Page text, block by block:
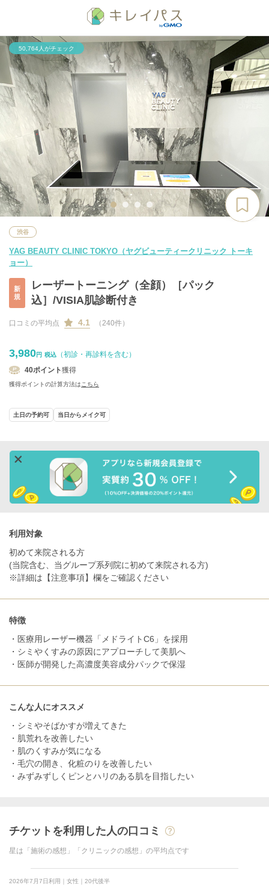
50,764人がチェック
渋谷
YAG BEAUTY CLINIC TOKYO（ヤグビューティークリニック トーキ
ョー）
新
規
レーザートーニング（全顔）［パック
込］/VISIA肌診断付き
口コミの平均点 4.1 （240件）
3,980円 税込
（初診・再診料を含む）
40ポイント獲得
獲得ポイントの計算方法はこちら
土日の予約可 当日からメイク可
利用対象
初めて来院される方
(当院含む、当グループ系列院に初めて来院される方)
※詳細は【注意事項】欄をご確認ください
特徴
・医療用レーザー機器「メドライトC6」を採用
・シミやくすみの原因にアプローチして美肌へ
・医師が開発した高濃度美容成分パックで保湿
こんな人にオススメ
・シミやそばかすが増えてきた
・肌荒れを改善したい
・肌のくすみが気になる
・毛穴の開き、化粧のりを改善したい
・みずみずしくピンとハリのある肌を目指したい
チケットを利用した人の口コミ
星は「施術の感想」「クリニックの感想」の平均点です
2026年7月7日利用｜女性｜20代後半